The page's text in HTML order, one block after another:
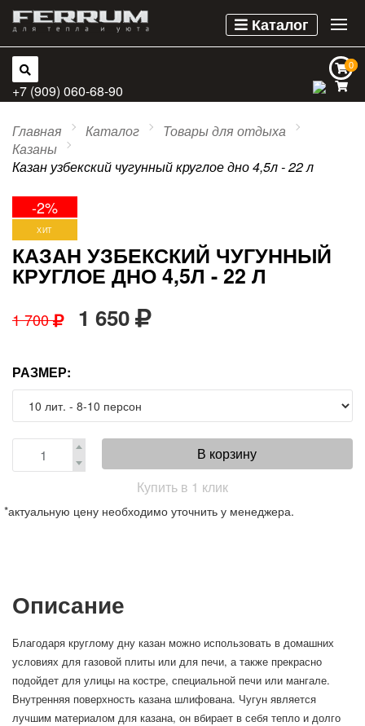
Каталог
0
0
+7 (909) 060-68-90
Главная Каталог
Товары для отдыха
Казаны
Казан узбекский чугунный круглое дно 4,5л - 22 л
-2%
ХИТ
КАЗАН УЗБЕКСКИЙ ЧУГУННЫЙ
КРУГЛОЕ ДНО 4,5Л - 22 Л
1 700 1 650
РАЗМЕР:
В корзину
Купить в 1 клик
*актуальную цену необходимо уточнить у менеджера.
Описание
Благодаря круглому дну казан можно использовать в домашних
условиях для газовой плиты или для печи, а также прекрасно
подойдет для улицы на костре, специальной печи или мангале.
Внутренняя поверхность казана шлифована. Чугун является
лучшим материалом для казана, он вбирает в себя тепло и долго